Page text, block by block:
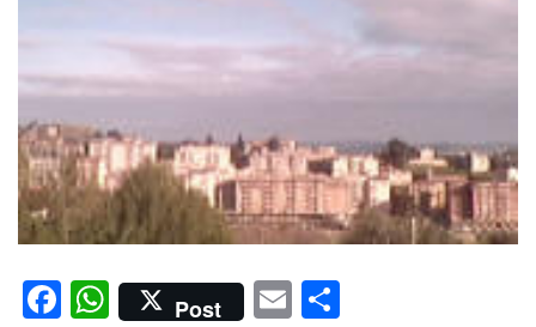
Facebook
WhatsApp
Post Email